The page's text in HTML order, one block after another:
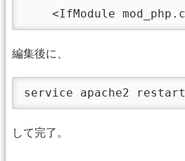
編集後に、
service apache2 restart
して完了。